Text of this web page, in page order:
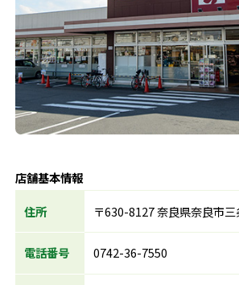
店舗基本情報
住所
〒630-8127 奈良県奈良市
電話番号 0742-36-7550